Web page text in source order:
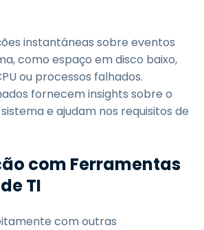
instantâneas sobre eventos
como espaço em disco baixo,
ou processos falhados.
fornecem insights sobre o
e ajudam nos requisitos de
com Ferramentas
TI
com outras